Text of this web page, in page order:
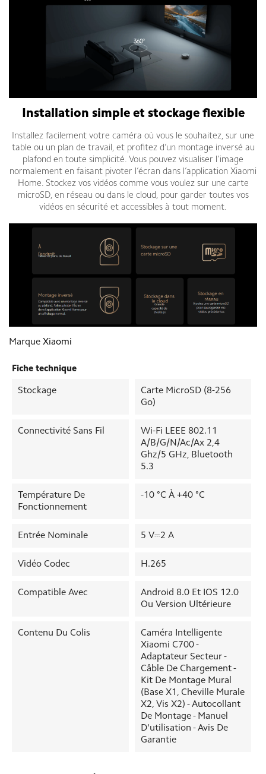
Installation simple et stockage flexible
Installez facilement votre caméra où vous le souhaitez, sur une
table ou un plan de travail, et profitez d’un montage inversé au
plafond en toute simplicité. Vous pouvez visualiser l’image
normalement en faisant pivoter l’écran dans l’application Xiaomi
Home. Stockez vos vidéos comme vous voulez sur une carte
microSD, en réseau ou dans le cloud, pour garder toutes vos
vidéos en sécurité et accessibles à tout moment.
Marque Xiaomi
Fiche technique
Stockage
Carte MicroSD (8-256
Go)
Connectivité Sans Fil
Wi-Fi LEEE 802.11
A/b/g/n/ac/ax 2,4
Ghz/5 GHz, Bluetooth
5.3
Température De
Fonctionnement
-10 °C À +40 °C
Entrée Nominale 5 V⎓2 A
Vidéo Codec H.265
Compatible Avec
Android 8.0 Et IOS 12.0
Ou Version Ultérieure
Contenu Du Colis
Caméra Intelligente
Xiaomi C700 -
Adaptateur Secteur -
Câble De Chargement -
Kit De Montage Mural
(base X1, Cheville Murale
X2, Vis X2) - Autocollant
De Montage - Manuel
D'utilisation - Avis De
Garantie